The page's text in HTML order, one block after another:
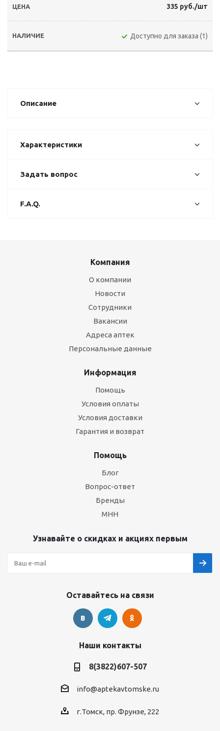
335 руб./шт
Доступно для заказа (1)
Описание
Характеристики
Задать вопрос
F.A.Q.
Компания
О компании
Новости
Сотрудники
Вакансии
Адреса аптек
Персональные данные
Информация
Помощь
Условия оплаты
Условия доставки
Гарантия и возврат
Помощь
Блог
Вопрос-ответ
Бренды
МНН
Узнавайте о скидках и акциях первым
Оставайтесь на связи
Наши контакты
8(3822)607-507
info@aptekavtomske.ru
г.Томск, пр. Фрунзе, 222